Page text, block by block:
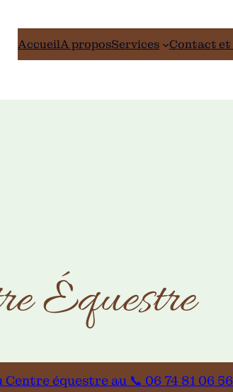
AccueilA proposServices Contact et
Équestre
équestre au 📞 06 74 81 06 56